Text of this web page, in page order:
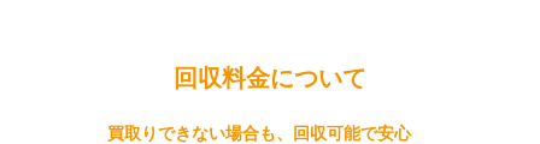
回収料金について
買取りできない場合も、回収可能で安心